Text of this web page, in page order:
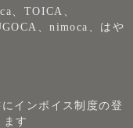
、TOICA、
、nimoca、はや
インボイス制度の登
す